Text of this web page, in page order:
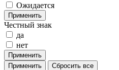
Ожидается
Честный знак
да
нет